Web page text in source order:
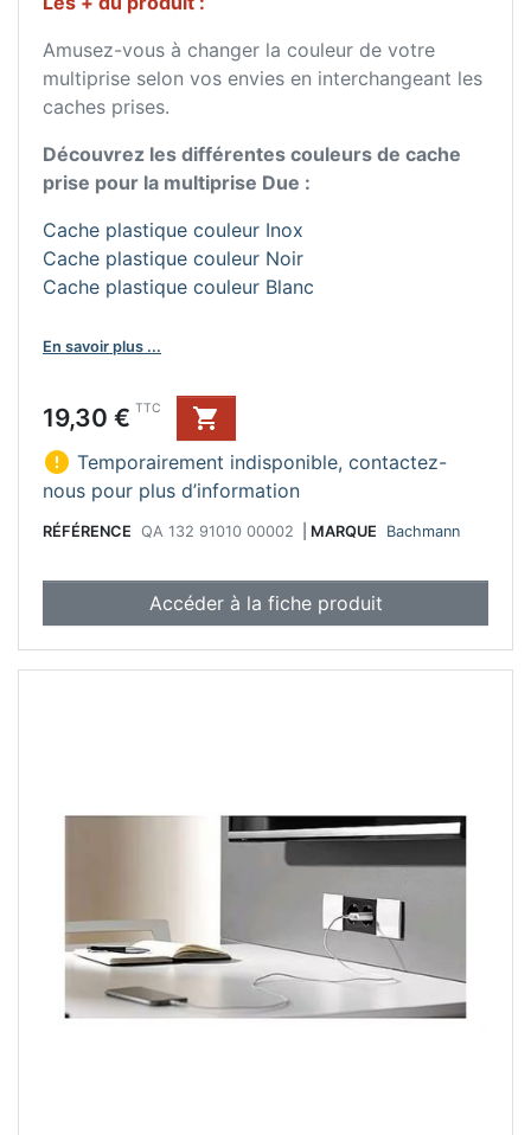
Amusez-vous à changer la couleur de votre
multiprise selon vos envies en interchangeant les
caches prises.
Découvrez les différentes couleurs de cache
prise pour la multiprise Due :
Cache plastique couleur Inox
Cache plastique couleur Noir
Cache plastique couleur Blanc
En savoir plus ...
Prix
19,30 € TTC

 Temporairement indisponible, contactez-
nous pour plus d’information
RÉFÉRENCE QA 132 91010 00002 MARQUE Bachmann
Accéder à la fiche produit